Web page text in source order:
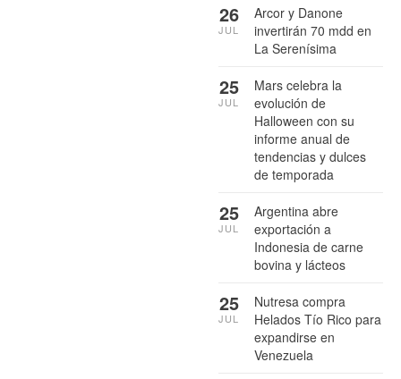
Arcor y Danone
invertirán 70 mdd en
La Serenísima
26
JUL
Mars celebra la
evolución de
Halloween con su
informe anual de
tendencias y dulces
de temporada
25
JUL
Argentina abre
exportación a
Indonesia de carne
bovina y lácteos
25
JUL
Nutresa compra
Helados Tío Rico para
expandirse en
Venezuela
25
JUL